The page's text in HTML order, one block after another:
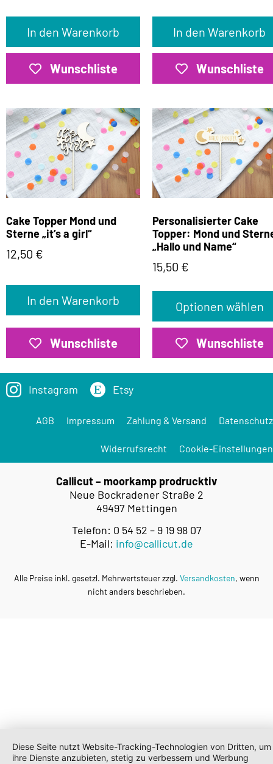
In den Warenkorb
Wunschliste
In den Warenkorb
Wunschliste
Cake Topper Mond und
Sterne „it’s a girl“
12,50 €
In den Warenkorb
Wunschliste
Personalisierter Cake
Topper: Mond und
„Hallo und Name“
15,50 €
Optionen wählen
Wunschliste
Instagram Etsy
AGB Impressum Zahlung & Versand Datenschutz
Widerrufsrecht Cookie-Einstellungen
Callicut – moorkamp prodrucktiv
Neue Bockradener Straße 2
49497 Mettingen
Telefon: 0 54 52 – 9 19 98 07
E-Mail: info@callicut.de
Alle Preise inkl. gesetzl. Mehrwertsteuer zzgl. Versandkosten, wenn
nicht anders beschrieben.
Diese Seite nutzt Website-Tracking-Technologien von Dritten, um
ihre Dienste anzubieten, stetig zu verbessern und Werbung